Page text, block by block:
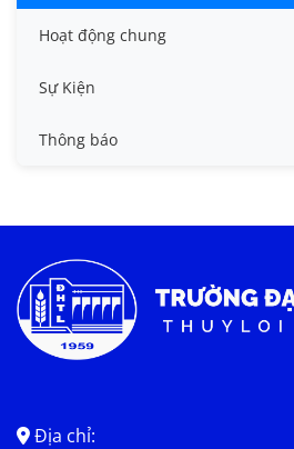
Hoạt động chung
Tin công tác sinh viên
Tin đào tạo
Tin tức chung
Sự Kiện
Thông báo
Địa chỉ: